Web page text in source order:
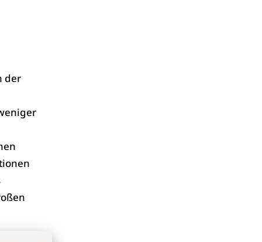
der